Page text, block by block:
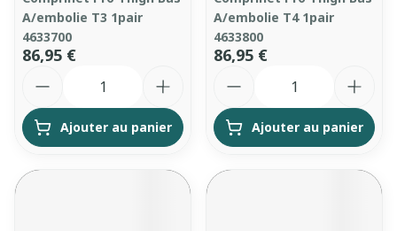
A/embolie T3 1pair
4633700
86,95 €
Ajouter au panier
A/embolie T4 1pair
4633800
86,95 €
Ajouter au panier